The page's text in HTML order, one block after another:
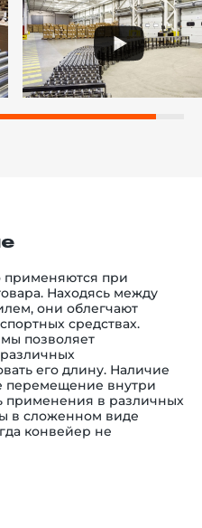
применяются при
Находясь между
они облегчают
средствах.
позволяет
его длину. Наличие
перемещение внутри
применения в различных
в сложенном виде
конвейер не